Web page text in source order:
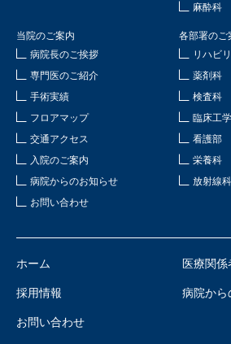
麻酔科
当院のご案内
病院長のご挨拶
専門医のご紹介
手術実績
フロアマップ
交通アクセス
入院のご案内
病院からのお知らせ
お問い合わせ
各部署のご
リハビ
薬剤科
検査科
臨床工
看護部
栄養科
放射線科
ホーム 医療関
採用情報 病院から
お問い合わせ